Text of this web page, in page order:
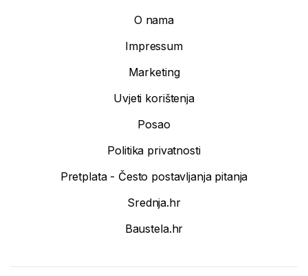
O nama
Impressum
Marketing
Uvjeti korištenja
Posao
Politika privatnosti
Pretplata - Često postavljanja pitanja
Srednja.hr
Baustela.hr